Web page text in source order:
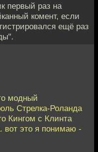
первый раз на
комент, если
ещё раз
модный
Стрелка-Роланда
Кингом с Клинта
вот это я понимаю -